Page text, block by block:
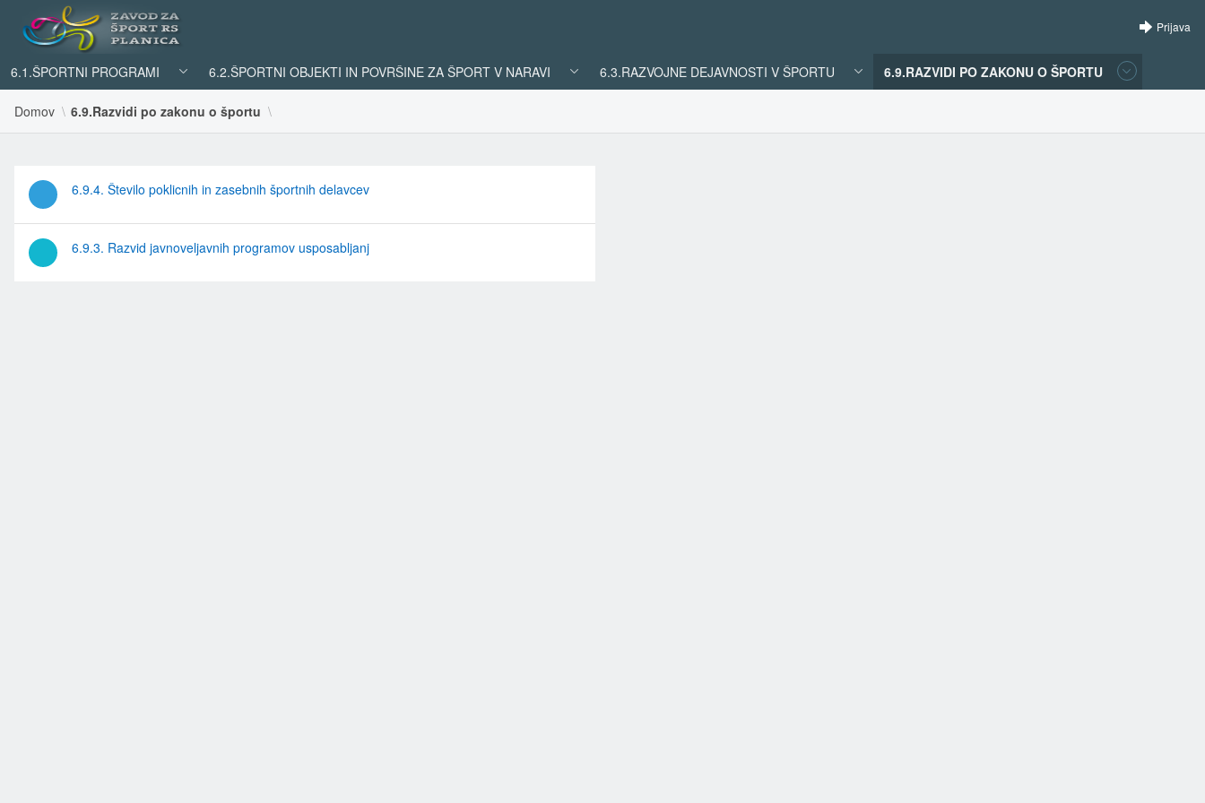
Prijava
6.1.ŠPORTNI PROGRAMI 6.2.ŠPORTNI OBJEKTI IN POVRŠINE ZA ŠPORT V NARAVI 6.3.RAZVOJNE DEJAVNOSTI V ŠPORTU 6.9.RAZVIDI PO ZAKONU O ŠPORTU
Domov 6.9.Razvidi po zakonu o športu
6.9.4. Število poklicnih in zasebnih športnih delavcev
6.9.3. Razvid javnoveljavnih programov usposabljanj